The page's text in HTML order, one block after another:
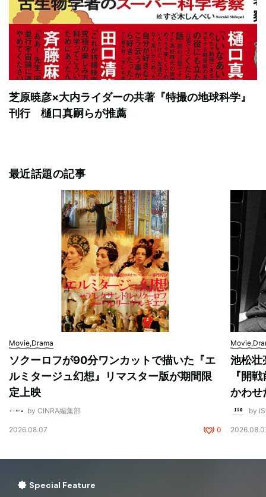
芝原暁彦×大内ライダーの共著『特撮の地球科学』
刊行 樋口真嗣らが推薦
最近話題の記事
Movie,Drama
ソクーロフが90分ワンカットで描いた『エ
ルミタージュ幻想』リマスター版が期間限
定上映
by CINRA編集部
2026.08.07 0
池松壮
『開
かわせ
by
Special Feature